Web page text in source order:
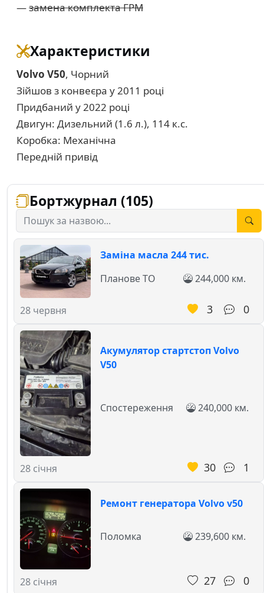
—замена комплекта ГРМ
Характеристики
Volvo V50, Чорний
Зійшов з конвеєра у 2011 році
Придбаний у 2022 році
Двигун: Дизельний (1.6 л.), 114 к.с.
Коробка: Механічна
Передній привід
Бортжурнал (105)
Заміна масла 244 тис.
28 червня
Планове ТО 244,000 км.
3 0
Акумулятор стартстоп Volvo
V50
28 січня
Спостереження 240,000 км.
30 1
Ремонт генератора Volvo v50
28 січня
Поломка 239,600 км.
27 0